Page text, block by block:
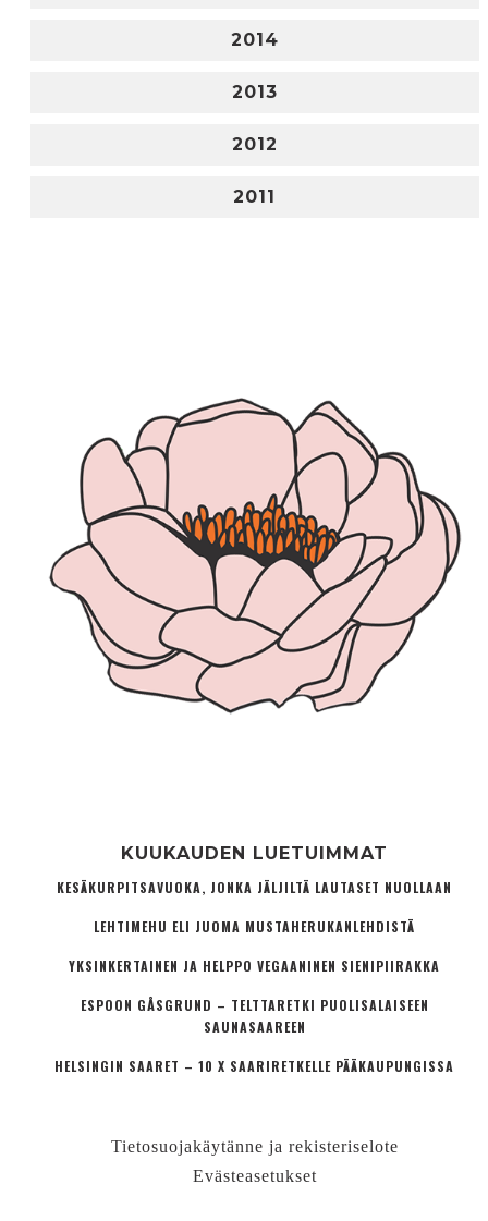
2014
2013
2012
2011
KUUKAUDEN LUETUIMMAT
KESÄKURPITSAVUOKA, JONKA JÄLJILTÄ LAUTASET NUOLLAAN
LEHTIMEHU ELI JUOMA MUSTAHERUKANLEHDISTÄ
YKSINKERTAINEN JA HELPPO VEGAANINEN SIENIPIIRAKKA
ESPOON GÅSGRUND – TELTTARETKI PUOLISALAISEEN
SAUNASAAREEN
HELSINGIN SAARET – 10 X SAARIRETKELLE PÄÄKAUPUNGISSA
Tietosuojakäytänne ja rekisteriselote
Evästeasetukset